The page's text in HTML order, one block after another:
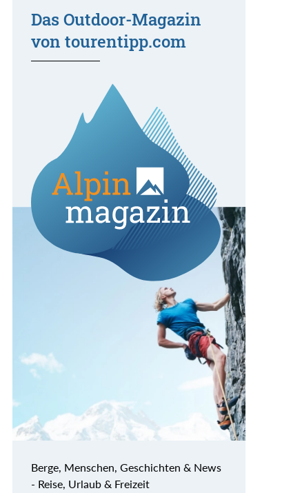
Das Outdoor-Magazin
von tourentipp.com
Berge, Menschen, Geschichten & News
- Reise, Urlaub & Freizeit